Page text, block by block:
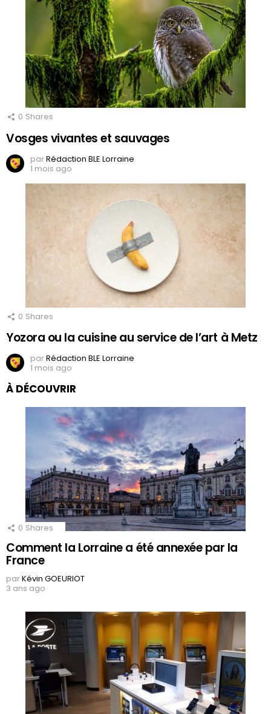
0 Shares
Vosges vivantes et sauvages
parRédaction BLE Lorraine
1 mois ago
0 Shares
Yozora ou la cuisine au service de l’art à Metz
parRédaction BLE Lorraine
1 mois ago
À DÉCOUVRIR
0 Shares
Comment la Lorraine a été annexée par la
France
parKévin GOEURIOT
3 ans ago